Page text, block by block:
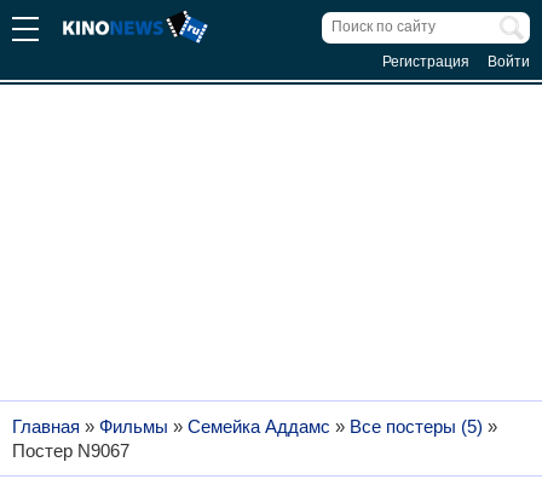
Регистрация Войти
Главная » Фильмы » Семейка Аддамс » Все постеры (5) »
Постер N9067